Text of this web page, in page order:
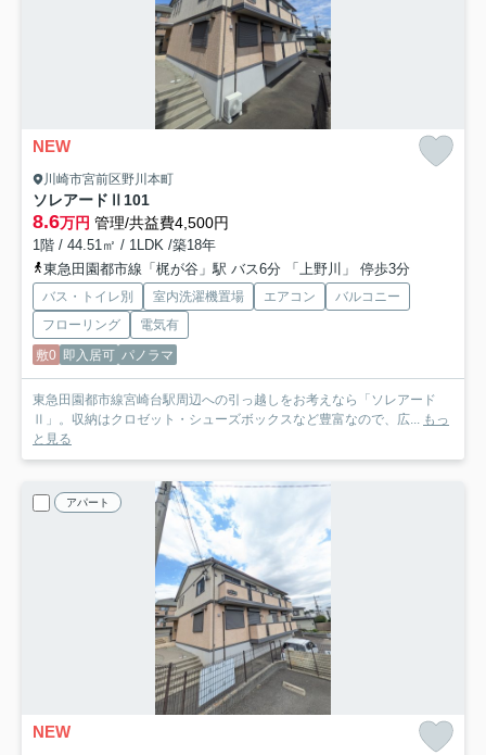
NEW
川崎市宮前区野川本町
ソレアードⅡ 101
8.6万円 管理/共益費4,500円
1階 / 44.51㎡ / 1LDK /築18年
東急田園都市線「梶が谷」駅 バス6分 「上野川」 停歩3分
バス・トイレ別 室内洗濯機置場 エアコン
バルコニー
フローリング
電気有
敷0 即入居可 パノラマ
東急田園都市線宮崎台駅周辺への引っ越しをお考えなら「ソレアード
Ⅱ」。収納はクロゼット・シューズボックスなど豊富なので、広...
もっ
と見る
アパート
NEW